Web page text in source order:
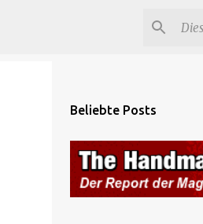
Beliebte Posts